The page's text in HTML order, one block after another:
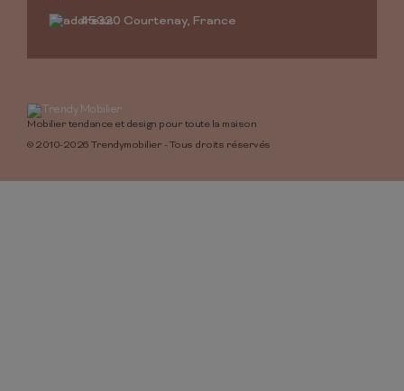
45320 Courtenay, France
Mobilier tendance et design pour toute la maison
© 2010-2026 Trendymobilier - Tous droits réservés